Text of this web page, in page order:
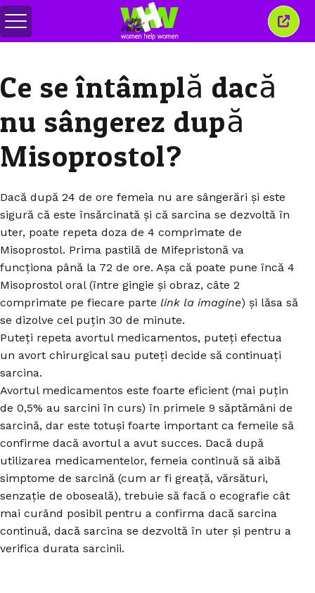
Comută
meniul
Ce se întâmplă dacă
nu sângerez după
Misoprostol?
Dacă după 24 de ore femeia nu are sângerări și este
sigură că este însărcinată și că sarcina se dezvoltă în
uter, poate repeta doza de 4 comprimate de
Misoprostol. Prima pastilă de Mifepristonă va
funcționa până la 72 de ore. Așa că poate pune încă 4
Misoprostol oral (între gingie și obraz, câte 2
comprimate pe fiecare parte link la imagine) și lăsa să
se dizolve cel puțin 30 de minute.
Puteți repeta avortul medicamentos, puteți efectua
un avort chirurgical sau puteți decide să continuați
sarcina.
Avortul medicamentos este foarte eficient (mai puțin
de 0,5% au sarcini în curs) în primele 9 săptămâni de
sarcină, dar este totuși foarte important ca femeile să
confirme dacă avortul a avut succes. Dacă după
utilizarea medicamentelor, femeia continuă să aibă
simptome de sarcină (cum ar fi greață, vărsături,
senzație de oboseală), trebuie să facă o ecografie cât
mai curând posibil pentru a confirma dacă sarcina
continuă, dacă sarcina se dezvoltă în uter și pentru a
verifica durata sarcinii.